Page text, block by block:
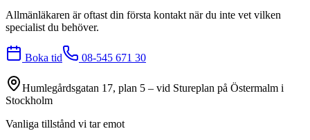
Allmänläkaren är oftast din första kontakt när du inte vet vilken
specialist du behöver.
Boka tid 08-545 671 30
Humlegårdsgatan 17, plan 5 – vid Stureplan på Östermalm i
Stockholm
Vanliga tillstånd vi tar emot